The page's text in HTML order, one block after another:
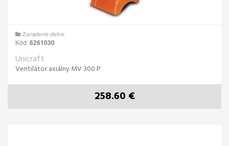
Zariadenie dielne
Kód:6261030
Unicraft
Ventilátor axiálny MV 300 P
258.60 €